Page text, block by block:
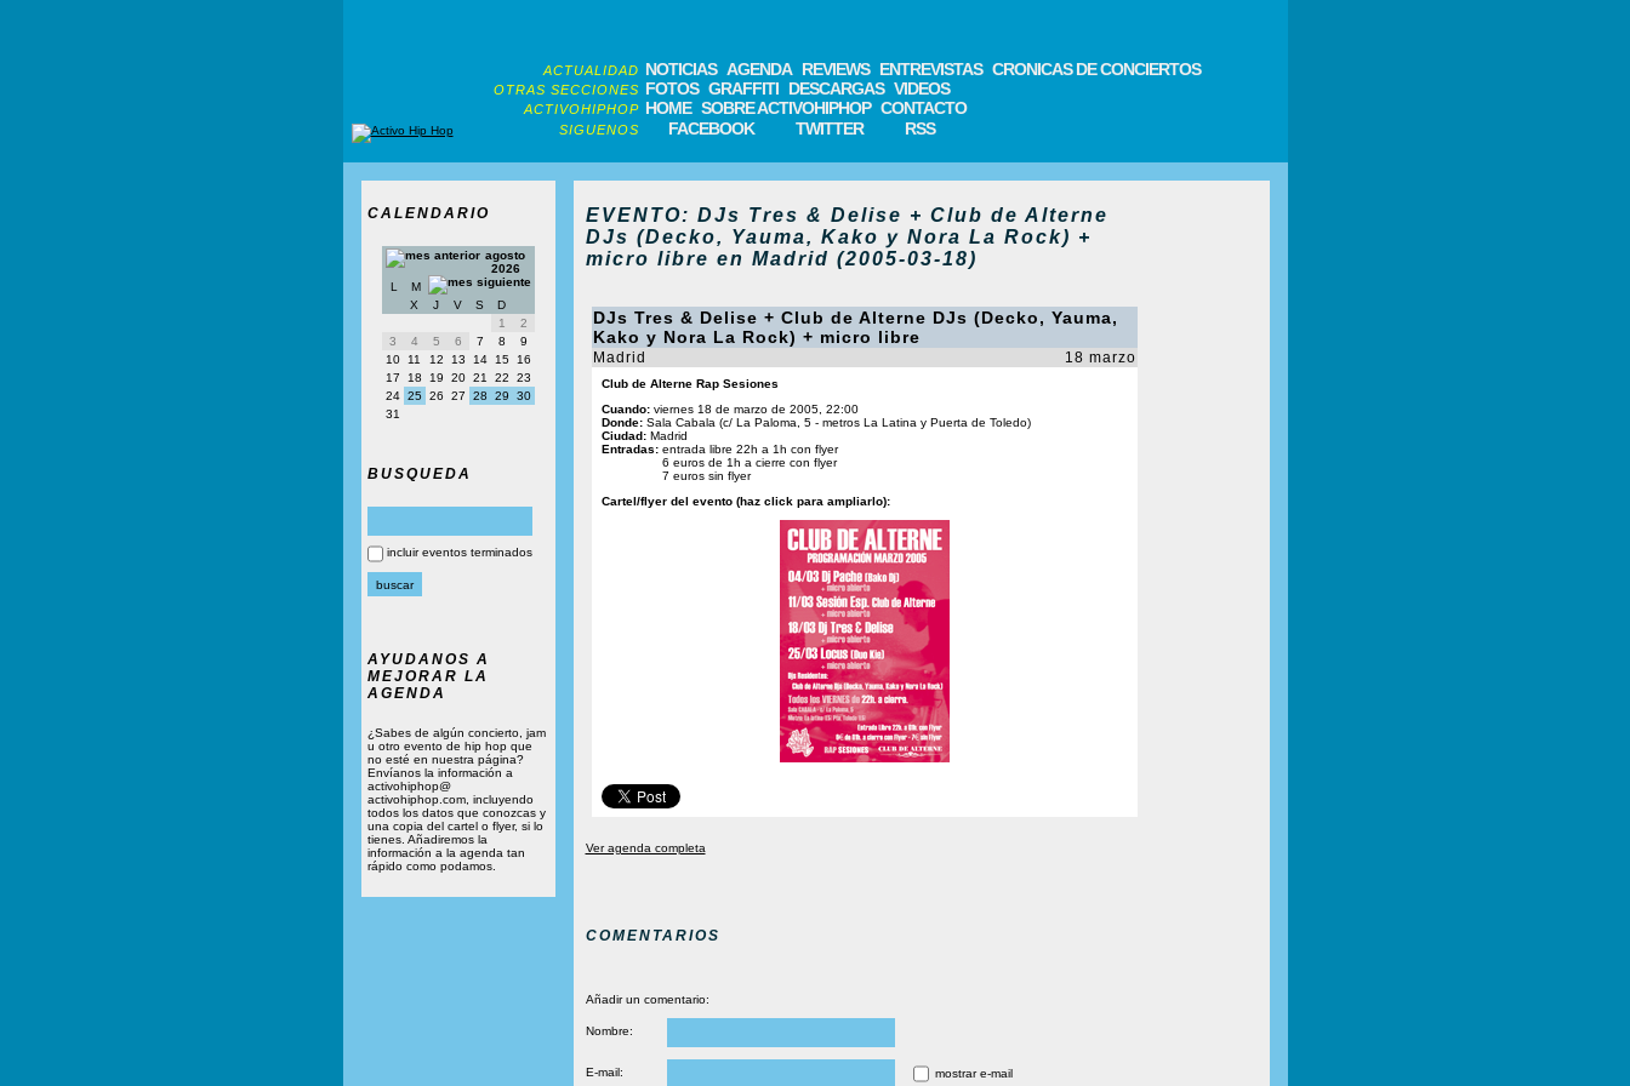
ACTUALIDAD NOTICIAS AGENDA REVIEWS ENTREVISTAS CRONICAS DE CONCIERTOS
OTRAS SECCIONES FOTOS GRAFFITI DESCARGAS VIDEOS
ACTIVOHIPHOP HOME SOBRE ACTIVOHIPHOP CONTACTO
SIGUENOS FACEBOOK TWITTER RSS
CALENDARIO
agosto
2026
L
M
X
J V S
D
1
2
3
4 5 6 7 8
9
10
11 12 13 14 15
16
17
18 19 20 21 22
23
24 25 26 27 28 29
30
31
BUSQUEDA
incluir eventos terminados
AYUDANOS A
MEJORAR LA
AGENDA
¿Sabes de algún concierto, jam
u otro evento de hip hop que
no esté en nuestra página?
Envíanos la información a
activohiphop@
activohiphop.com, incluyendo
todos los datos que conozcas y
una copia del cartel o flyer, si lo
tienes. Añadiremos la
información a la agenda tan
rápido como podamos.
EVENTO: DJs Tres & Delise + Club de Alterne
DJs (Decko, Yauma, Kako y Nora La Rock) +
micro libre en Madrid (2005-03-18)
DJs Tres & Delise + Club de Alterne DJs (Decko, Yauma,
Kako y Nora La Rock) + micro libre
Madrid 18 marzo
Club de Alterne Rap Sesiones
Cuando:viernes 18 de marzo de 2005, 22:00
Donde:Sala Cabala (c/ La Paloma, 5 - metros La Latina y Puerta de Toledo)
Ciudad:Madrid
Entradas: entrada libre 22h a 1h con flyer
6 euros de 1h a cierre con flyer
7 euros sin flyer
Cartel/flyer del evento (haz click para ampliarlo):
Ver agenda completa
COMENTARIOS
Añadir un comentario:
Nombre:
E-mail: mostrar e-mail